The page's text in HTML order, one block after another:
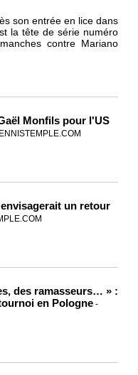
son entrée en lice dans
la tête de série numéro
contre Mariano
Monfils pour l'US
un retour
des ramasseurs… » :
en Pologne -